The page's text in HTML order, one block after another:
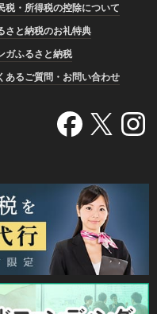
税・所得税の控除について
さと納税のお礼特典
ガふるさと納税
あるご質問・お問い合わせ